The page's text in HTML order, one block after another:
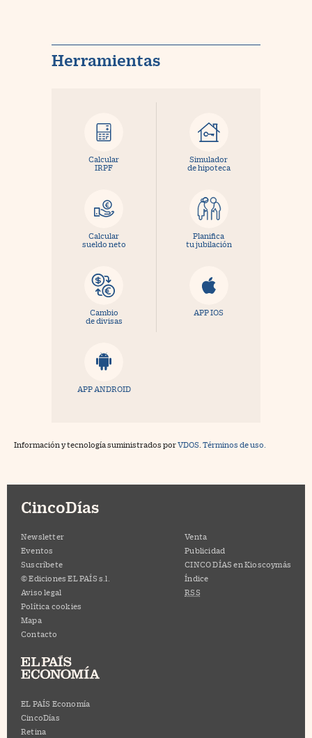
Herramientas
Calcular
IRPF
Simulador
de hipoteca
Calcular
sueldo neto
Planifica
tu jubilación
Cambio
de divisas
APP IOS
APP ANDROID
Información y tecnología suministrados porVDOS Términos de uso.
CincoDías
Newsletter
Eventos
Suscríbete
© Ediciones EL PAÍS s.l.
Aviso legal
Política cookies
Mapa
Contacto
Venta
Publicidad
CINCO DÍAS en Kioscoymás
Índice
RSS
EL PAÍS Economía
CincoDías
Retina